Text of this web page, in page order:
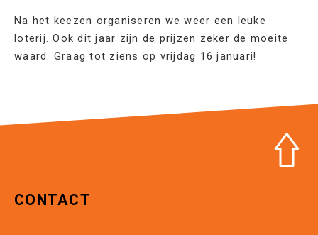
Na het keezen organiseren we weer een leuke
loterij. Ook dit jaar zijn de prijzen zeker de moeite
waard. Graag tot ziens op vrijdag 16 januari!
CONTACT